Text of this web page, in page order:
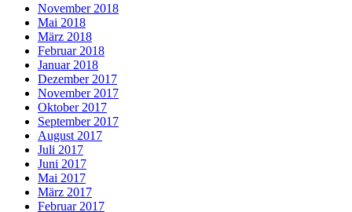
November 2018
Mai 2018
März 2018
Februar 2018
Januar 2018
Dezember 2017
November 2017
Oktober 2017
September 2017
August 2017
Juli 2017
Juni 2017
Mai 2017
März 2017
Februar 2017